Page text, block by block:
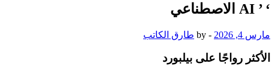
‘ ’ AI الاصطناعي
مارس 4, 2026 -
by طارق الكاتب
الأكثر رواجًا على بيلبورد